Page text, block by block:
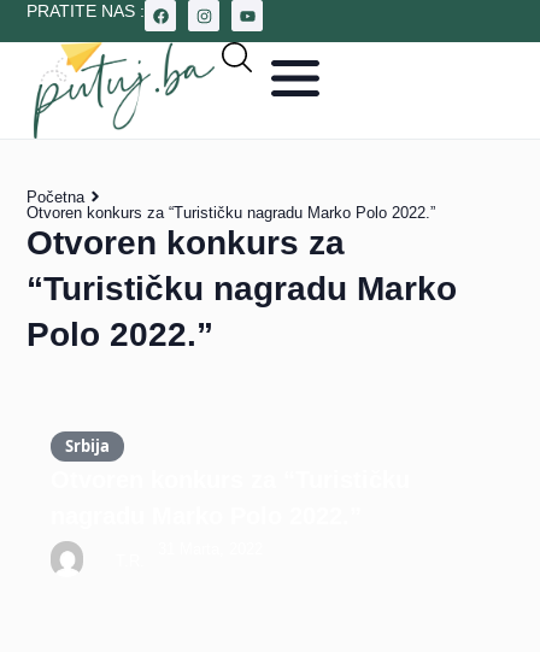
PRATITE NAS :
Početna
Otvoren konkurs za “Turističku nagradu Marko Polo 2022.”
Otvoren konkurs za
“Turističku nagradu Marko
Polo 2022.”
Srbija